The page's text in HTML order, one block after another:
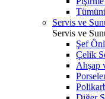
Servis ve
Servis ve
Şef
Çelik
Ahşap